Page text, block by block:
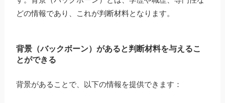
どの情報であり、これが判断材料となります。
背景（バックボーン）があると判断材料を与えるこ
とができる
背景があることで、以下の情報を提供できます：